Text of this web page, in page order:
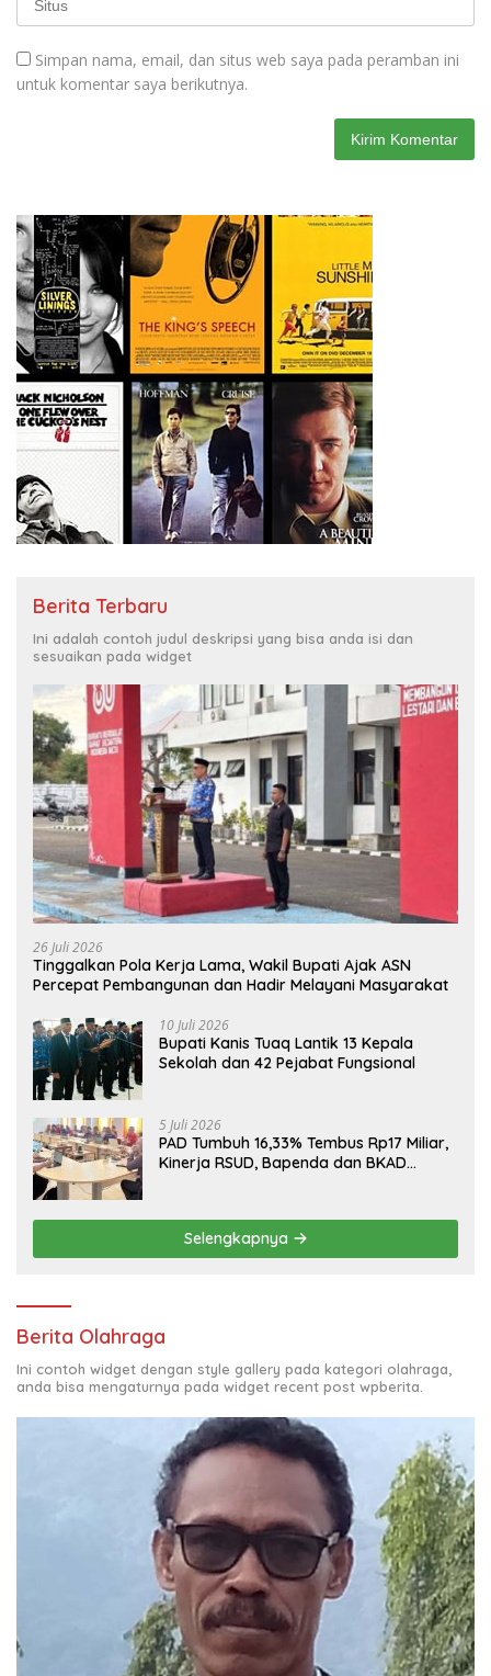
Simpan nama, email, dan situs web saya pada peramban ini
untuk komentar saya berikutnya.
Berita Terbaru
Ini adalah contoh judul deskripsi yang bisa anda isi dan
sesuaikan pada widget
26 Juli 2026
Tinggalkan Pola Kerja Lama, Wakil Bupati Ajak ASN
Percepat Pembangunan dan Hadir Melayani Masyarakat
10 Juli 2026
Bupati Kanis Tuaq Lantik 13 Kepala
Sekolah dan 42 Pejabat Fungsional
5 Juli 2026
PAD Tumbuh 16,33% Tembus Rp17 Miliar,
Kinerja RSUD, Bapenda dan BKAD
Selengkapnya
Berita Olahraga
Ini contoh widget dengan style gallery pada kategori olahraga,
anda bisa mengaturnya pada widget recent post wpberita.